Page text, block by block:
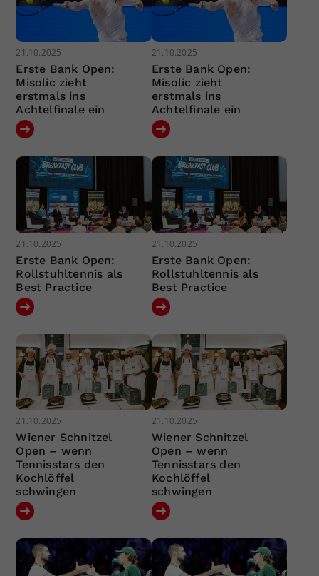
21.10.2025
Erste Bank Open:
Misolic zieht
erstmals ins
Achtelfinale ein
21.10.2025
Erste Bank Open:
Misolic zieht
erstmals ins
Achtelfinale ein
21.10.2025
Erste Bank Open:
Rollstuhltennis als
Best Practice
21.10.2025
Erste Bank Open:
Rollstuhltennis als
Best Practice
21.10.2025
Wiener Schnitzel
Open – wenn
Tennisstars den
Kochlöffel
schwingen
21.10.2025
Wiener Schnitzel
Open – wenn
Tennisstars den
Kochlöffel
schwingen